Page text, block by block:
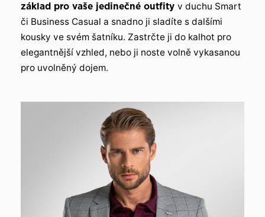
základ pro vaše jedinečné outfity v duchu Smart
či Business Casual a snadno ji sladíte s dalšími
kousky ve svém šatníku. Zastrčte ji do kalhot pro
elegantnější vzhled, nebo ji noste volně vykasanou
pro uvolněný dojem.